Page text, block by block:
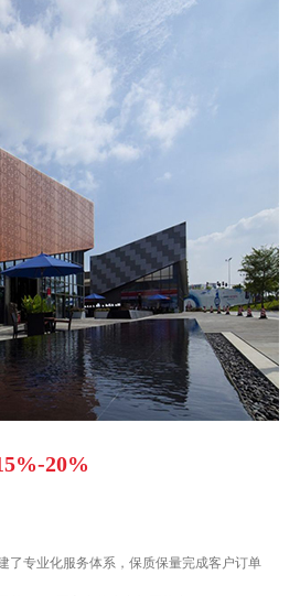
20%
了专业化服务体系，保质保量完成客户订单